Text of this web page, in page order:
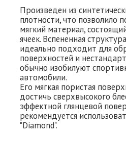
Произведен из
плотности, что позволило
мягкий материал,
ячеек. Вспененная
идеально подходит для
поверхностей и
обычно изобилуют
автомобили.
Его мягкая пористая
достичь сверхвысокого
эффектной глянцевой
рекомендуется
"Diamond".